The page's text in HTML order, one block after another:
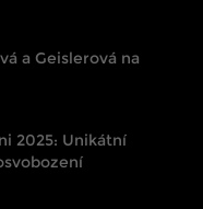
a Geislerová na
2025: Unikátní